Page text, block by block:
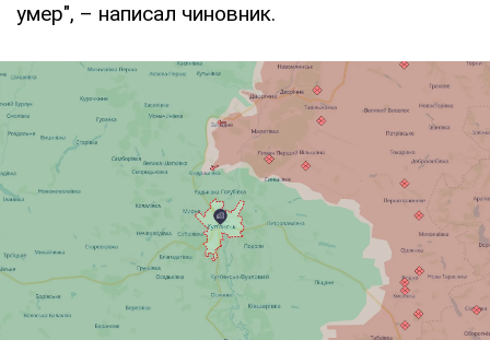
умер", – написал чиновник.